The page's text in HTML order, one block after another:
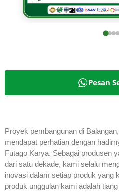
Pesan
Proyek pembangunan di
mendapat perhatian dengan
Futago Karya. Sebagai produsen
dari satu dekade, kami selalu
inovasi dalam setiap produk yang
produk unggulan kami adalah